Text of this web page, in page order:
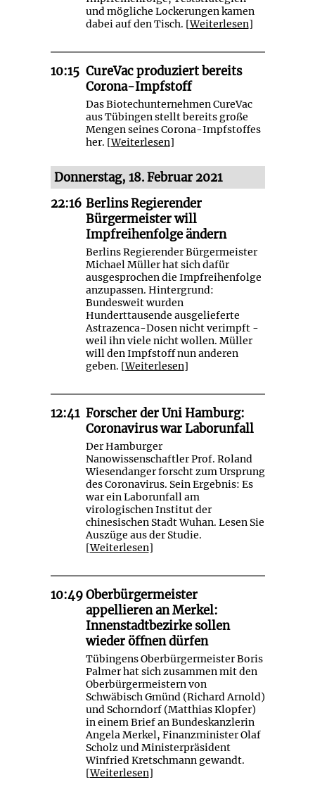
und mögliche Lockerungen kamen
dabei auf den Tisch. [Weiterlesen]
10:15 CureVac produziert bereits
Corona-Impfstoff
Das Biotechunternehmen CureVac
aus Tübingen stellt bereits große
Mengen seines Corona-Impfstoffes
her. [Weiterlesen]
Donnerstag, 18. Februar 2021
22:16 Berlins Regierender
Bürgermeister will
Impfreihenfolge ändern
Berlins Regierender Bürgermeister
Michael Müller hat sich dafür
ausgesprochen die Impfreihenfolge
anzupassen. Hintergrund:
Bundesweit wurden
Hunderttausende ausgelieferte
Astrazenca-Dosen nicht verimpft -
weil ihn viele nicht wollen. Müller
will den Impfstoff nun anderen
geben. [Weiterlesen]
12:41 Forscher der Uni Hamburg:
Coronavirus war Laborunfall
Der Hamburger
Nanowissenschaftler Prof. Roland
Wiesendanger forscht zum Ursprung
des Coronavirus. Sein Ergebnis: Es
war ein Laborunfall am
virologischen Institut der
chinesischen Stadt Wuhan. Lesen Sie
Auszüge aus der Studie.
[Weiterlesen]
10:49 Oberbürgermeister
appellieren an Merkel:
Innenstadtbezirke sollen
wieder öffnen dürfen
Tübingens Oberbürgermeister Boris
Palmer hat sich zusammen mit den
Oberbürgermeistern von
Schwäbisch Gmünd (Richard Arnold)
und Schorndorf (Matthias Klopfer)
in einem Brief an Bundeskanzlerin
Angela Merkel, Finanzminister Olaf
Scholz und Ministerpräsident
Winfried Kretschmann gewandt.
[Weiterlesen]